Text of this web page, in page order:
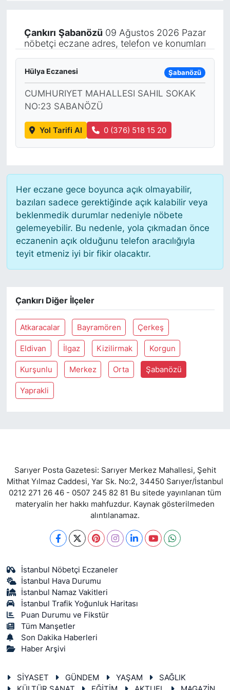
Çankırı Şabanözü09 Ağustos 2026 Pazar
nöbetçi eczane adres, telefon ve konumları
Hülya Eczanesi Şabanözü
CUMHURIYET MAHALLESI SAHIL SOKAK
NO:23 SABANÖZÜ
Yol Tarifi Al 0 (376) 518 15 20
Her eczane gece boyunca açık olmayabilir,
bazıları sadece gerektiğinde açık kalabilir veya
beklenmedik durumlar nedeniyle nöbete
gelemeyebilir. Bu nedenle, yola çıkmadan önce
eczanenin açık olduğunu telefon aracılığıyla
teyit etmeniz iyi bir fikir olacaktır.
Çankırı Diğer İlçeler
Atkaracalar Bayramören Çerkeş
Eldivan İlgaz Kizilirmak Korgun
Kurşunlu Merkez Orta Şabanözü
Yaprakli
Sarıyer Posta Gazetesi: Sarıyer Merkez Mahallesi, Şehit
Mithat Yılmaz Caddesi, Yar Sk. No:2, 34450 Sarıyer/İstanbul
0212 271 26 46 - 0507 245 82 81 Bu sitede yayınlanan tüm
materyalin her hakkı mahfuzdur. Kaynak gösterilmeden
alıntılanamaz.
İstanbul Nöbetçi Eczaneler
İstanbul Hava Durumu
İstanbul Namaz Vakitleri
İstanbul Trafik Yoğunluk Haritası
Puan Durumu ve Fikstür
Tüm Manşetler
Son Dakika Haberleri
Haber Arşivi
SİYASET GÜNDEM YAŞAM
SAĞLIK
KÖŞE YAZILARI (Arşiv)
KÜLTÜR SANAT
MAGAZİN
RÖPORTAJ
SAĞLIK
SARIYER HABERLERİ
SARIYER İMAR BARIŞI
SEKTÖR
SİYASET
SPOR
TEKNOLOJİ
TÜRKİYE VE DÜNYA GÜNDEMİ
VİDEO GALERİ